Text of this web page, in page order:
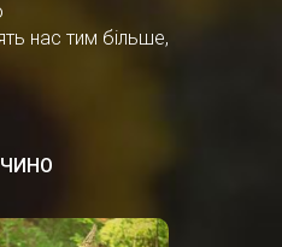
нас тим більше,